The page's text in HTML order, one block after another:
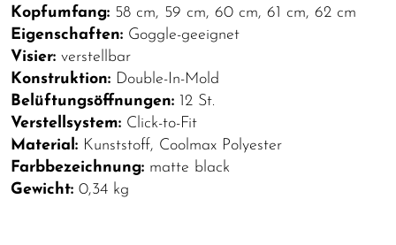
Kopfumfang: 58 cm, 59 cm, 60 cm, 61 cm, 62 cm
Eigenschaften: Goggle-geeignet
Visier: verstellbar
Konstruktion: Double-In-Mold
Belüftungsöffnungen: 12 St.
Verstellsystem: Click-to-Fit
Material: Kunststoff, Coolmax Polyester
Farbbezeichnung: matte black
Gewicht: 0,34 kg